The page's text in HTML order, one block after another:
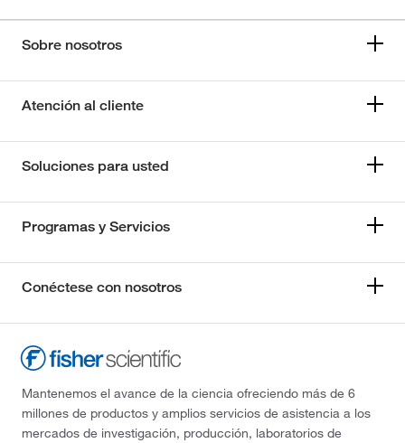
Sobre nosotros
Atención al cliente
Soluciones para usted
Programas y Servicios
Conéctese con nosotros
Mantenemos el avance de la ciencia ofreciendo más de 6
millones de productos y amplios servicios de asistencia a los
mercados de investigación, producción, laboratorios de